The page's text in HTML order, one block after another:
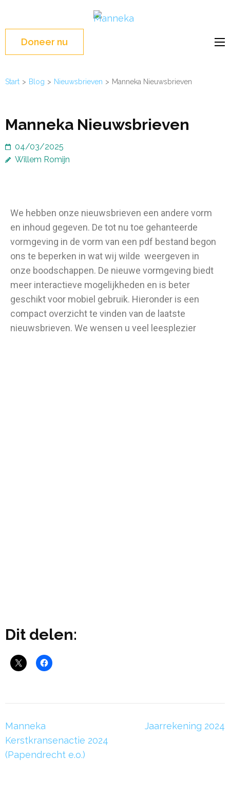
Doneer nu
Start > Blog > Nieuwsbrieven > Manneka Nieuwsbrieven
Manneka Nieuwsbrieven
04/03/2025
Willem Romijn
We hebben onze nieuwsbrieven een andere vorm
en inhoud gegeven. De tot nu toe gehanteerde
vormgeving in de vorm van een pdf bestand begon
ons te beperken in wat wij wilde weergeven in
onze boodschappen. De nieuwe vormgeving biedt
meer interactieve mogelijkheden en is beter
geschikt voor mobiel gebruik. Hieronder is een
compact overzicht te vinden van de laatste
nieuwsbrieven. We wensen u veel leesplezier
Dit delen:
Manneka
Kerstkransenactie 2024
(Papendrecht e.o.)
Jaarrekening 2024